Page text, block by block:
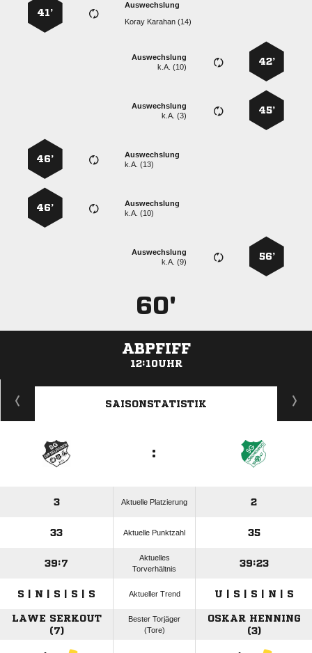
Auswechslung
  
41’
42’
Auswechslung
k.A. (10)
45’
Auswechslung
k.A. (3)
Auswechslung
k.A. (13)
46’
Auswechslung
k.A. (10)
46’
56’
Auswechslung
k.A. (9)
60'
ABPFIFF
12:10UHR
ANZEIGE
SAISONSTATISTIK
:
3 Aktuelle Platzierung 2
33 Aktuelle Punktzahl 35
39:7
Aktuelles
Torverhältnis
39:23
S | N | S | S | S Aktueller Trend U | S | S | N | S
LAWE SERKOUT
(7)
Bester Torjäger
(Tore)
OSKAR HENNING
(3)